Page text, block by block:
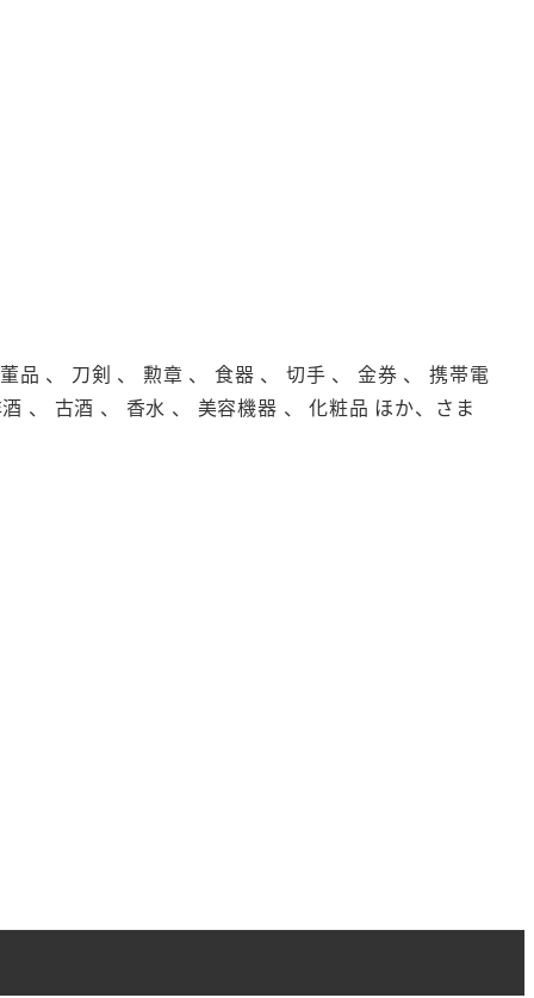
品 、 刀剣 、 勲章 、 食器 、 切手 、 金券 、 携帯電
、 古酒 、 香水 、 美容機器 、 化粧品 ほか、さま